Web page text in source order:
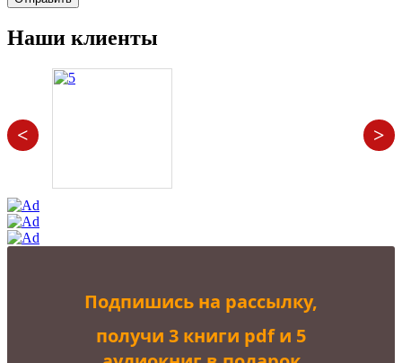
Наши клиенты
< >
Подпишись на рассылку,
получи 3 книги pdf и 5